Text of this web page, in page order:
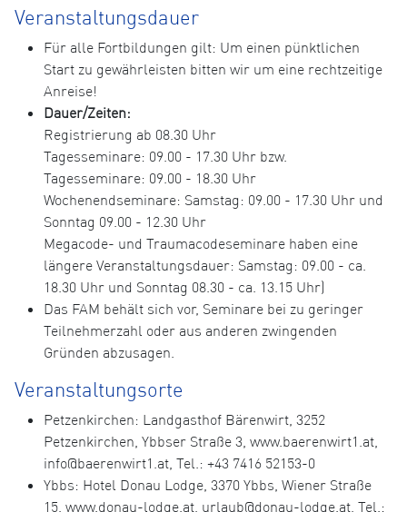
Veranstaltungsdauer
Für alle Fortbildungen gilt: Um einen pünktlichen
Start zu gewährleisten bitten wir um eine rechtzeitige
Anreise!
Dauer/Zeiten:
Registrierung ab 08.30 Uhr
Tagesseminare: 09.00 - 17.30 Uhr bzw.
Tagesseminare: 09.00 - 18.30 Uhr
Wochenendseminare: Samstag: 09.00 - 17.30 Uhr und
Sonntag 09.00 - 12.30 Uhr
Megacode- und Traumacodeseminare haben eine
längere Veranstaltungsdauer: Samstag: 09.00 - ca.
18.30 Uhr und Sonntag 08.30 - ca. 13.15 Uhr)
Das FAM behält sich vor, Seminare bei zu geringer
Teilnehmerzahl oder aus anderen zwingenden
Gründen abzusagen.
Veranstaltungsorte
Petzenkirchen: Landgasthof Bärenwirt, 3252
Petzenkirchen, Ybbser Straße 3, www.baerenwirt1.at,
info@baerenwirt1.at, Tel.: +43 7416 52153-0
Ybbs: Hotel Donau Lodge, 3370 Ybbs, Wiener Straße
15, www.donau-lodge.at, urlaub@donau-lodge.at, Tel.: